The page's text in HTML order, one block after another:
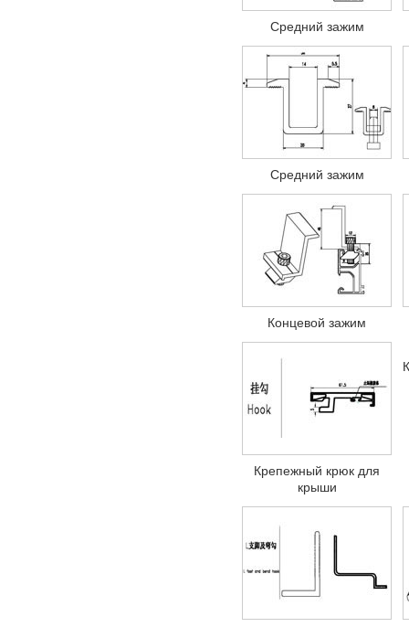
Средний зажим
Средний зажим
Концевой зажим
Крепежный крюк для
крыши